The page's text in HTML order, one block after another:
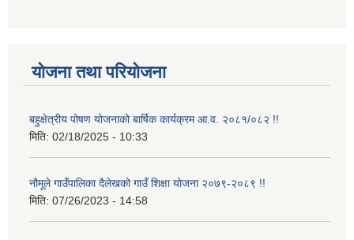
योजना तथा परियोजना
बहुक्षेत्रीय पोषण योजनाको बार्षिक कार्यक्रम आ.व. २०८१/०८२ !!
मिति: 02/18/2025 - 10:33
नौमूले गाउँपालिका दैलेखको गाउँ शिक्षा योजना २०७९-२०८९ !!
मिति: 07/26/2023 - 14:58